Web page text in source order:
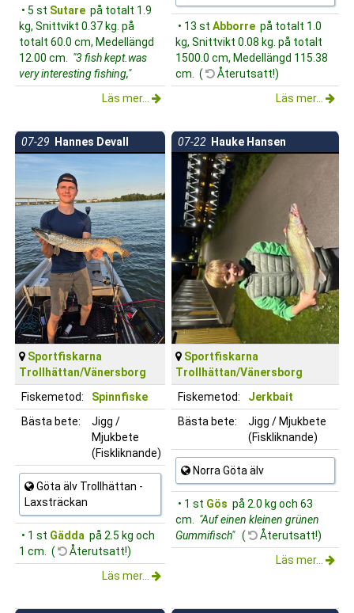
• 5 st Sutare på totalt 1.9
kg, Snittvikt 0.37 kg. på
totalt 60.0 cm, Medellängd
12.00 cm.
"3 fish kept.was
very interesting fishing,"
Läs mer...
• 13 st Abborre på totalt 1.0
kg, Snittvikt 0.08 kg. på totalt
1500.0 cm, Medellängd 115.38
cm. (
Återutsatt!)
Läs mer...
07-29 Hannes Devall
Sportfiskarna
Trollhättan/Vänersborg
Fiskemetod:
Spinnfiske
Bästa bete:
Jigg /
Mjukbete
(Fiskliknande)
Göta älv Trollhättan -
Laxsträckan
• 1 st Gädda på 2.5 kg och
1 cm. (
Återutsatt!)
Läs mer...
07-22 Hauke Hansen
Sportfiskarna
Trollhättan/Vänersborg
Fiskemetod:
Jerkbait
Bästa bete:
Jigg / Mjukbete
(Fiskliknande)
Norra Göta älv
• 1 st Gös på 2.0 kg och 63
cm.
"Auf einen kleinen grünen
Gummifisch" (
Återutsatt!)
Läs mer...